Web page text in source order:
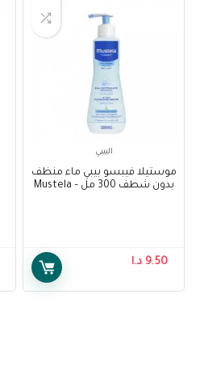
البيبي
موستيلا فيبسو بيبي ماء منظف
بدون شطف 300 مل – Mustela
9.50 د.ا